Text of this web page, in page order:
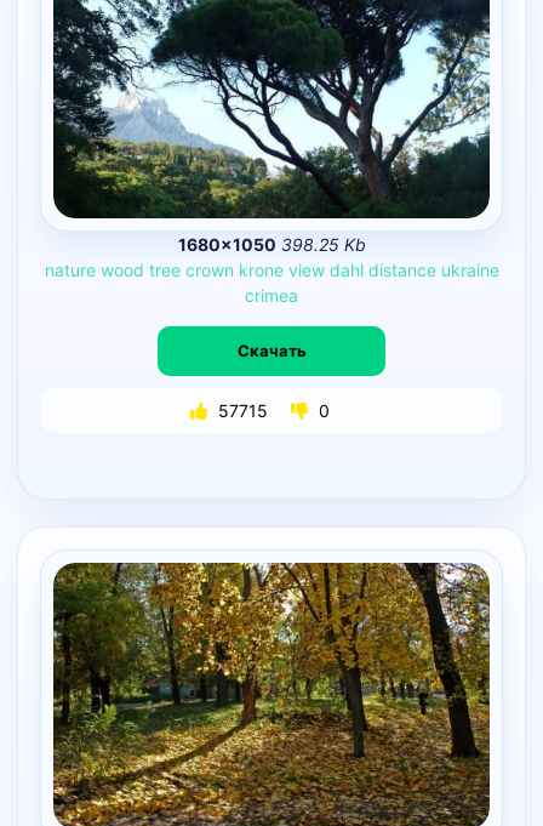
1680×1050 398.25 Kb
nature wood tree crown krone view dahl distance ukraine
crimea
Скачать
57715 0